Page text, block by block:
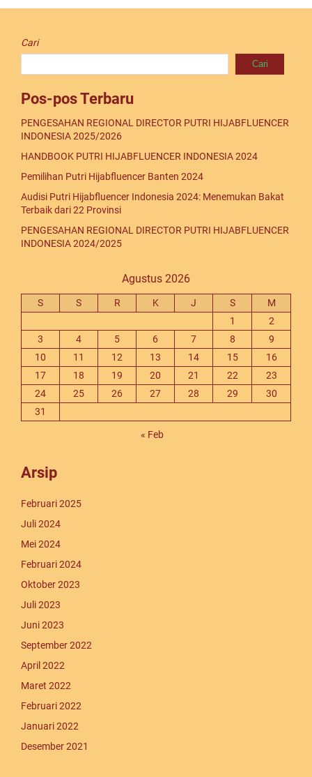
Cari
Cari
Pos-pos Terbaru
PENGESAHAN REGIONAL DIRECTOR PUTRI HIJABFLUENCER
INDONESIA 2025/2026
HANDBOOK PUTRI HIJABFLUENCER INDONESIA 2024
Pemilihan Putri Hijabfluencer Banten 2024
Audisi Putri Hijabfluencer Indonesia 2024: Menemukan Bakat
Terbaik dari 22 Provinsi
PENGESAHAN REGIONAL DIRECTOR PUTRI HIJABFLUENCER
INDONESIA 2024/2025
Agustus 2026
S S R K J S
M
1
2
3
4 5 6 7 8
9
10
11 12 13 14 15
16
17
18 19 20 21 22
23
24
25 26 27 28 29
30
31
« Feb
Arsip
Februari 2025
Juli 2024
Mei 2024
Februari 2024
Oktober 2023
Juli 2023
Juni 2023
September 2022
April 2022
Maret 2022
Februari 2022
Januari 2022
Desember 2021